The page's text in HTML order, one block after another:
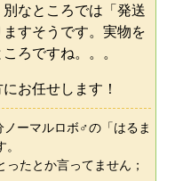
なところでは「発送
すそうです。実物を
ろですね。。。
お任せします！
ーマルロボ♂の「はるま
ったとか言ってません；